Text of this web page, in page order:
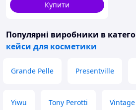
Купити
Популярні виробники в
кейси для косметики
Grande Pelle Presentville
Yiwu Tony Perotti Vintage